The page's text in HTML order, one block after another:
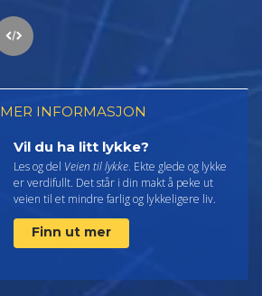
MER INFORMASJON
Vil du ha litt lykke?
Les og del Veien til lykke. Ekte glede og lykke
er verdifullt. Det står i din makt å peke ut
veien til et mindre farlig og lykkeligere liv.
Finn ut mer